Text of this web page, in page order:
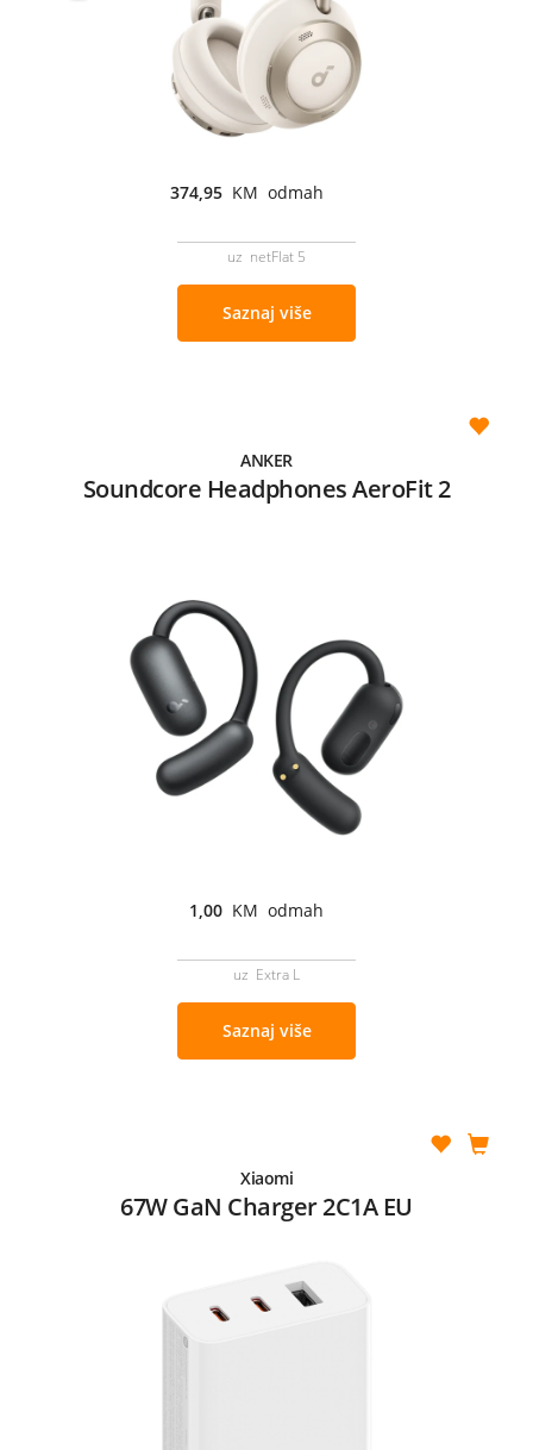
374,95 KM odmah
uz netFlat 5
Saznaj više
ANKER
Soundcore Headphones AeroFit 2
1,00 KM odmah
uz Extra L
Saznaj više
Xiaomi
67W GaN Charger 2C1A EU